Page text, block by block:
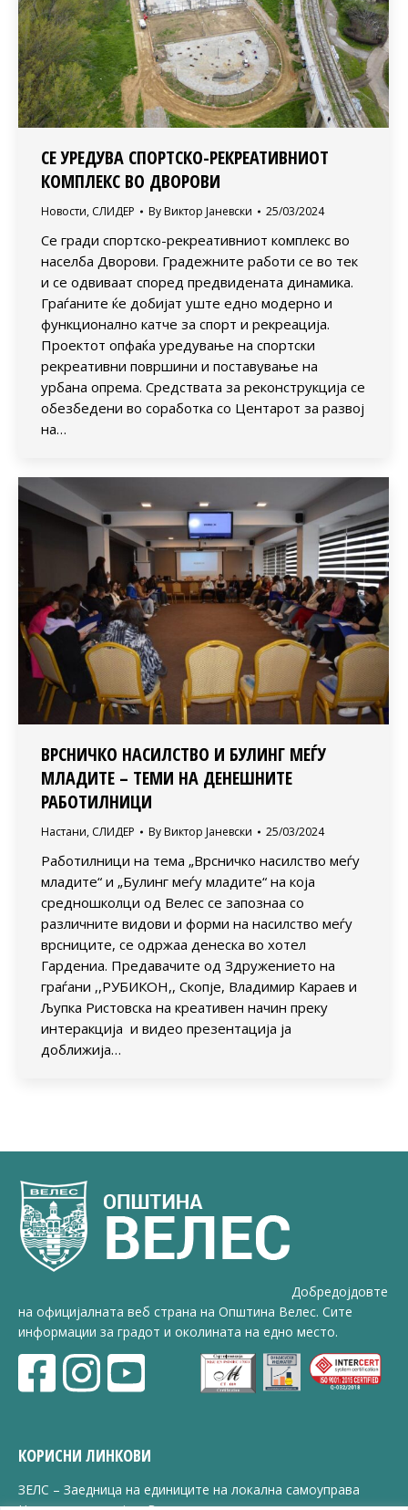
СЕ УРЕДУВА СПОРТСКО-РЕКРЕАТИВНИОТ
КОМПЛЕКС ВО ДВОРОВИ
Новости, СЛИДЕР By Виктор Јаневски 25/03/2024
Се гради спортско-рекреативниот комплекс во
населба Дворови. Градежните работи се во тек
и се одвиваат според предвидената динамика.
Граѓаните ќе добијат уште едно модерно и
функционално катче за спорт и рекреација.
Проектот опфаќа уредување на спортски
рекреативни површини и поставување на
урбана опрема. Средствата за реконструкција се
обезбедени во соработка со Центарот за развој
на…
ВРСНИЧКО НАСИЛСТВО И БУЛИНГ МЕЃУ
МЛАДИТЕ – ТЕМИ НА ДЕНЕШНИТЕ
РАБОТИЛНИЦИ
Настани, СЛИДЕР By Виктор Јаневски 25/03/2024
Работилници на тема „Врсничко насилство меѓу
младите“ и „Булинг меѓу младите“ на која
средношколци од Велес се запознаа со
различните видови и форми на насилство меѓу
врсниците, се одржаа денеска во хотел
Гардениа. Предавачите од Здружението на
граѓани ,,РУБИКОН,, Скопје, Владимир Караев и
Љупка Ристовска на креативен начин преку
интеракција и видео презентација ја
доближија…
Добредојдовте
на официјалната веб страна на Општина Велес. Сите
информации за градот и околината на едно место.
КОРИСНИ ЛИНКОВИ
ЗЕЛС – Заедница на единиците на локална самоуправа